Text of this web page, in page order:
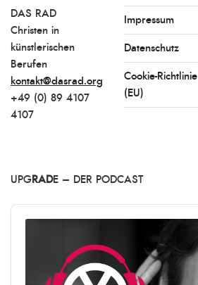
DAS RAD
Christen in
künstlerischen
Berufen
kontakt@dasrad.org
+49 (0) 89 4107
4107
Impressum
Datenschutz
Cookie-Richtlinie
(EU)
UPG RADE – DER PODCAST
Audio